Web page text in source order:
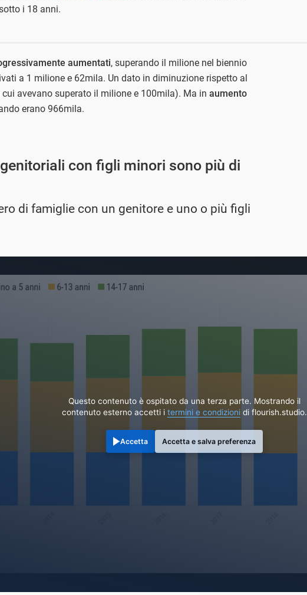
i 18 anni.
aumentati, superando il milione nel biennio
a 1 milione e 62mila. Un dato in diminuzione rispetto al
avevano superato il milione e 100mila). Ma in aumento
erano 966mila.
con figli minori sono più di
di famiglie con un genitore e uno o più figli
Questo contenuto è ospitato da una terza parte. Mostrando il
contenuto esterno accetti i termini e condizioni di flourish.studio.
Accetta Accetta e salva preferenza